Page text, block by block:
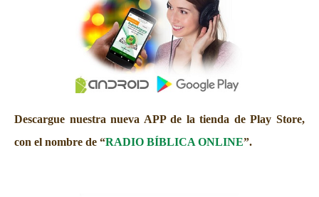
Descargue nuestra nueva APP de la tienda de Play Store,
con el nombre de “RADIO BÍBLICA ONLINE”.